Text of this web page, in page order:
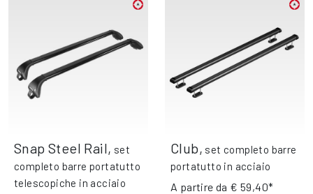
Snap Steel Rail, set
completo barre portatutto
telescopiche in acciaio
Club, set completo barre
portatutto in acciaio
A partire da € 59,40*